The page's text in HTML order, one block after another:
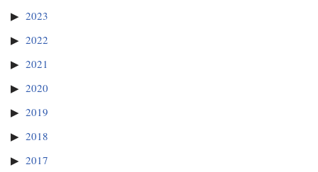
2023
2022
2021
2020
2019
2018
2017